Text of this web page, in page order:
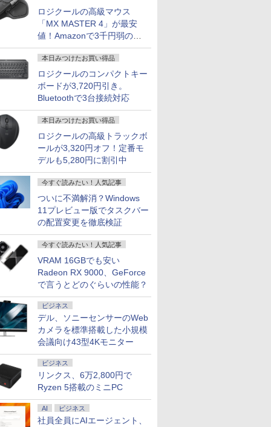
ロジクールの高級マウス
「MX MASTER 4」が最安
値！Amazonで3千円弱の割
引
本日みつけたお買い得品
ロジクールのコンパクトキー
ボードが3,720円引き。
Bluetoothで3台接続対応
本日みつけたお買い得品
ロジクールの高級トラックボ
ールが3,320円オフ！定番モ
デルも5,280円に割引中
今すぐ読みたい！人気記事
ついに不満解消？Windows
11プレビュー版でタスクバー
の配置変更を徹底検証
今すぐ読みたい！人気記事
VRAM 16GBでも安い
Radeon RX 9000、GeForce
で言うとどのぐらいの性能？
ビジネス
デル、ソニーセンサーのWeb
カメラを標準搭載した小規模
会議向け43型4Kモニター
ビジネス
リンクス、6万2,800円で
Ryzen 5搭載のミニPC
AI ビジネス
社員全員にAIエージェント、